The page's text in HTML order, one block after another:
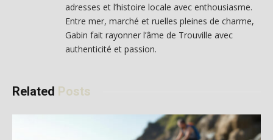
adresses et l’histoire locale avec enthousiasme.
Entre mer, marché et ruelles pleines de charme,
Gabin fait rayonner l’âme de Trouville avec
authenticité et passion.
Related Posts